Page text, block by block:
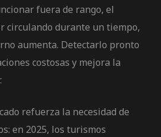
fuera de rango, el
circulando durante un tiempo,
aumenta. Detectarlo pronto
costosas y mejora la
refuerza la necesidad de
en 2025, los turismos